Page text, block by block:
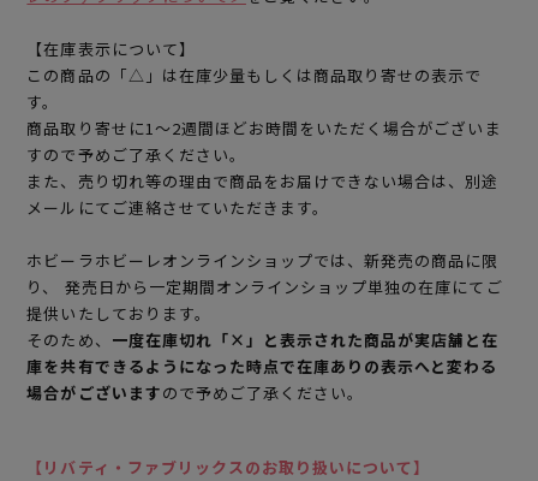
【在庫表示について】
この商品の「△」は在庫少量もしくは商品取り寄せの表示で
す。
商品取り寄せに1～2週間ほどお時間をいただく場合がございま
すので予めご了承ください。
また、売り切れ等の理由で商品をお届けできない場合は、別途
メールにてご連絡させていただきます。
ホビーラホビーレオンラインショップでは、新発売の商品に限
り、 発売日から一定期間オンラインショップ単独の在庫にてご
提供いたしております。
そのため、 一度在庫切れ「×」と表示された商品が実店舗と在
庫を共有できるようになった時点で在庫ありの表示へと変わる
場合がございますので予めご了承ください。
【リバティ・ファブリックスのお取り扱いについて】